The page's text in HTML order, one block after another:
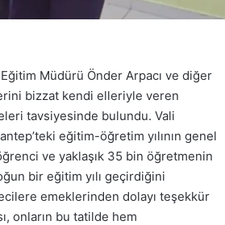
Müdürü Önder Arpacı ve diğer
bizzat kendi elleriyle veren
tavsiyesinde bulundu. Vali
eğitim-öğretim yılının genel
ve yaklaşık 35 bin öğretmenin
bir eğitim yılı geçirdiğini
emeklerinden dolayı teşekkür
onların bu tatilde hem